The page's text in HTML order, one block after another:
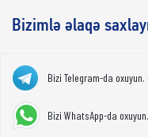
Bizimlə əlaqə
Bizi Telegram-da
Bizi WhatsApp-da